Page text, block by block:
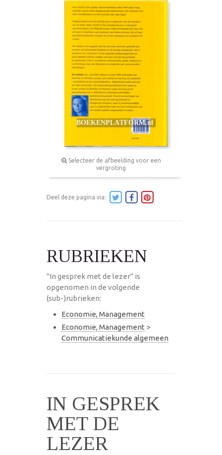
Selecteer de afbeelding voor een
vergroting
Deel deze pagina via:
RUBRIEKEN
"In gesprek met de lezer" is
opgenomen in de volgende
(sub-)rubrieken:
Economie, Management
Economie, Management >
Communicatiekunde algemeen
IN GESPREK
MET DE
LEZER